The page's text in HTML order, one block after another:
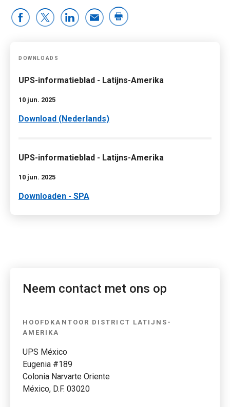
DOWNLOADS
UPS-informatieblad - Latijns-Amerika
10 jun. 2025
Download (Nederlands)
UPS-informatieblad - Latijns-Amerika
10 jun. 2025
Downloaden - SPA
Neem contact met ons op
HOOFDKANTOOR DISTRICT LATIJNS-
AMERIKA
UPS México
Eugenia #189
Colonia Narvarte Oriente
México, D.F. 03020